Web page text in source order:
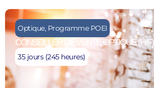
Optique, Programme POEI
CONSEILLER DE VENTE OPTIQUE (H/F)
35 jours (245 heures)